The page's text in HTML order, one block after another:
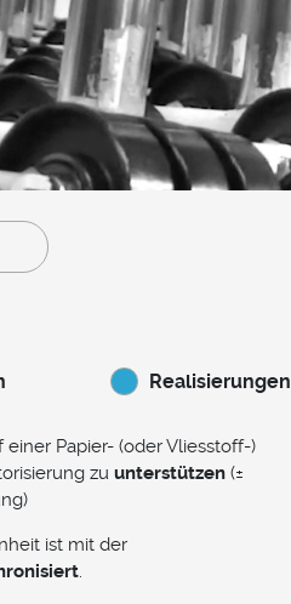
Realisierungen
Papier- (oder Vliesstoff-)
zu unterstützen (±
ist mit der
.